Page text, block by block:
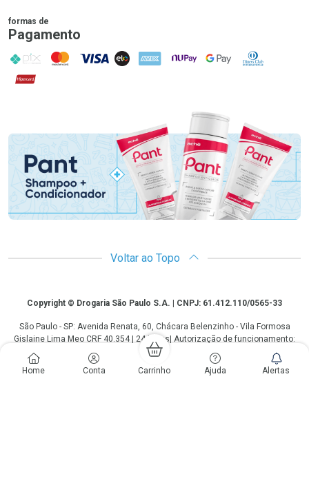
Home Conta Carrinho Ajuda Alertas
formas de
Pagamento
PIX MasterCard
VISA ELO AMEX NuPay Google PayDiners Club
Hipercard
Voltar ao Topo
CopyrightCopyright © Drogaria São Paulo S.A. | CNPJ: 61.412.110/0565-33
São Paulo - SP: Avenida Renata, 60, Chácara Belenzinho - Vila Formosa
Gislaine Lima Meo CRF 40.354 | 24 horas| Autorização de funcionamento:
Processo: 2531.559767/2014-90 Autorização/MS: 7.31847.3 | As
informações contidas neste site, como promoções e ofertas de remédios e
medicamentos, não devem ser usadas para automedicação e não